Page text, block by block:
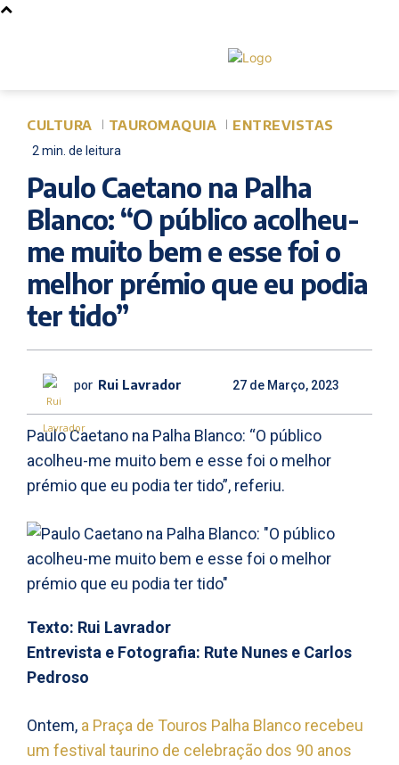
CULTURA TAUROMAQUIA ENTREVISTAS
2 min. de leitura
Paulo Caetano na Palha
Blanco: “O público acolheu-
me muito bem e esse foi o
melhor prémio que eu podia
ter tido”
por Rui Lavrador 27 de Março, 2023
Paulo Caetano na Palha Blanco: “O público
acolheu-me muito bem e esse foi o melhor
prémio que eu podia ter tido”, referiu.
Texto: Rui Lavrador
Entrevista e Fotografia: Rute Nunes e Carlos
Pedroso
Ontem, a Praça de Touros Palha Blanco recebeu
um festival taurino de celebração dos 90 anos